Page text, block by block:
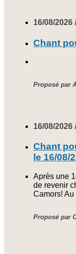
16/08/2026
Chant
Proposé par
16/08/2026
Chant
le 16/08/
Après une
de revenir
Camors! Au
Proposé par